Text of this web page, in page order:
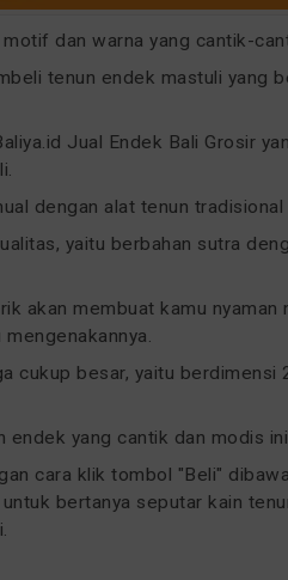
dan warna yang cantik-
tenun endek mastuli yang
Jual Endek Bali Grosir
dengan alat tenun tradisional
yaitu berbahan sutra
akan membuat kamu nyaman
cukup besar, yaitu berdimensi
endek yang cantik dan modis
cara klik tombol "Beli"
bertanya seputar kain